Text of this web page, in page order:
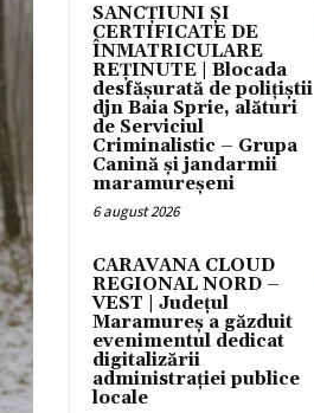
SANCȚIUNI ȘI
CERTIFICATE DE
ÎNMATRICULARE
REȚINUTE | Blocada
desfășurată de polițiștii
djn Baia Sprie, alături
de Serviciul
Criminalistic – Grupa
Canină și jandarmii
maramureșeni
6 august 2026
CARAVANA CLOUD
REGIONAL NORD –
VEST | Județul
Maramureș a găzduit
evenimentul dedicat
digitalizării
administrației publice
locale